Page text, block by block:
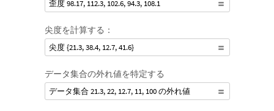
歪度 98.17, 112.3, 102.6, 94.3, 108.1
尖度を計算する：
尖度 {21.3, 38.4, 12.7, 41.6}
データ集合の外れ値を特定する
データ集合 21.3, 22, 12.7, 11, 100 の外れ値